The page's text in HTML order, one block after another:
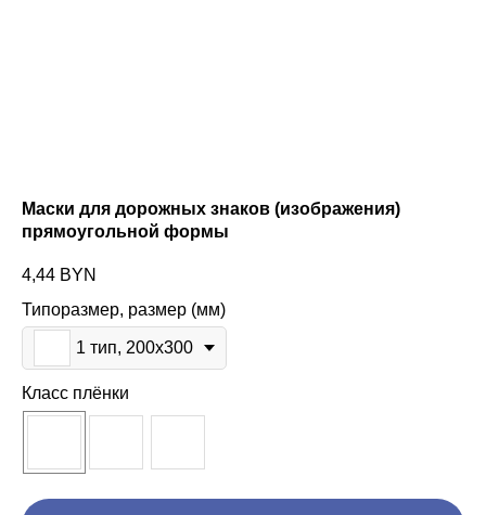
Маски для дорожных знаков (изображения)
прямоугольной формы
4,44 BYN
Типоразмер, размер (мм)
1 тип, 200х300
Класс плёнки